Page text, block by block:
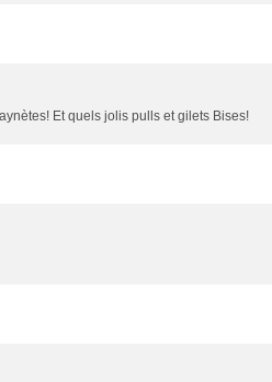
Et quels jolis pulls et gilets Bises!